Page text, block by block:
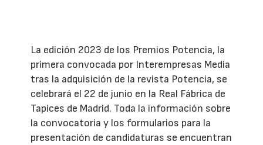
La edición 2023 de los Premios Potencia, la
primera convocada por Interempresas Media
tras la adquisición de la revista Potencia, se
celebrará el 22 de junio en la Real Fábrica de
Tapices de Madrid. Toda la información sobre
la convocatoria y los formularios para la
presentación de candidaturas se encuentran